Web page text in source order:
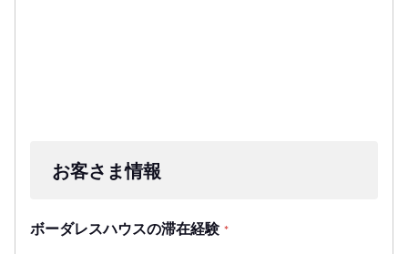
お客さま情報
ボーダレスハウスの滞在経験 *